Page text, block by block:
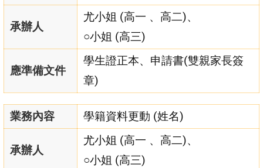
承辦人
尤小姐 (高一 、高二)、
○小姐 (高三)
應準備文件
學生證正本、申請書(雙親家長簽
章)
業務內容 學籍資料更動 (姓名)
承辦人
尤小姐 (高一 、高二)、
○小姐 (高三)